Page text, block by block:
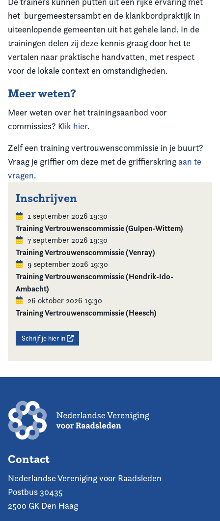
het burgemeestersambt en de klankbordpraktijk in
uiteenlopende gemeenten uit het gehele land. In de
trainingen delen zij deze kennis graag door het te
vertalen naar praktische handvatten, met respect
voor de lokale context en omstandigheden.
Meer weten?
Meer weten over het trainingsaanbod voor
commissies? Klik hier.
Zelf een training vertrouwenscommissie in je buurt?
Vraag je griffier om deze met de griffierskringaan te
vragen.
Inschrijven
1 september 2026 19:30
Training Vertrouwenscommissie (Gulpen-Wittem)
7 september 2026 19:30
Training Vertrouwenscommissie (Venray)
9 september 2026 19:30
Training Vertrouwenscommissie (Hendrik-Ido-
Ambacht)
26 oktober 2026 19:30
Training Vertrouwenscommissie (Heesch)
Schrijf je hier in
Contact
Nederlandse Vereniging voor Raadsleden
Postbus 30435
2500 GK Den Haag